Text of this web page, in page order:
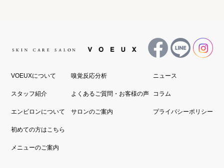
VOEUXについて
スタッフ紹介
エンビロンについて
初めての方はこちら
メニューのご案内
嗅覚反応分析
よくあるご質問・お客様の声
サロンのご案内
ニュース
コラム
プライバシーポリシー